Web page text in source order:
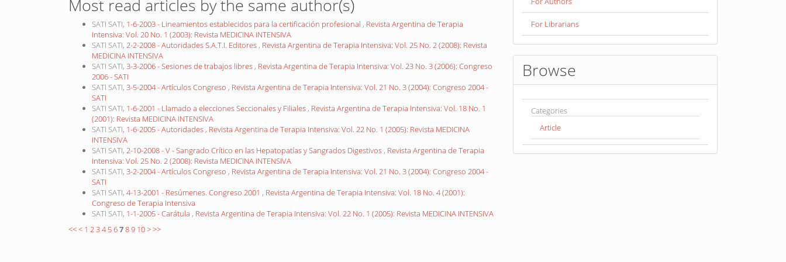
Most read articles by the same author(s)
SATI SATI, 1-6-2003 - Lineamientos establecidos para la certificación profesional , Revista Argentina de Terapia
Intensiva: Vol. 20 No. 1 (2003): Revista MEDICINA INTENSIVA
SATI SATI, 2-2-2008 - Autoridades S.A.T.I. Editores , Revista Argentina de Terapia Intensiva: Vol. 25 No. 2 (2008): Revista
MEDICINA INTENSIVA
SATI SATI, 3-3-2006 - Sesiones de trabajos libres , Revista Argentina de Terapia Intensiva: Vol. 23 No. 3 (2006): Congreso
2006 - SATI
SATI SATI, 3-5-2004 - Artículos Congreso , Revista Argentina de Terapia Intensiva: Vol. 21 No. 3 (2004): Congreso 2004 -
SATI
SATI SATI, 1-6-2001 - Llamado a elecciones Seccionales y Filiales , Revista Argentina de Terapia Intensiva: Vol. 18 No. 1
(2001): Revista MEDICINA INTENSIVA
SATI SATI, 1-6-2005 - Autoridades , Revista Argentina de Terapia Intensiva: Vol. 22 No. 1 (2005): Revista MEDICINA
INTENSIVA
SATI SATI, 2-10-2008 - V - Sangrado Crítico en las Hepatopatías y Sangrados Digestivos , Revista Argentina de Terapia
Intensiva: Vol. 25 No. 2 (2008): Revista MEDICINA INTENSIVA
SATI SATI, 3-2-2004 - Artículos Congreso , Revista Argentina de Terapia Intensiva: Vol. 21 No. 3 (2004): Congreso 2004 -
SATI
SATI SATI, 4-13-2001 - Resúmenes. Congreso 2001 , Revista Argentina de Terapia Intensiva: Vol. 18 No. 4 (2001):
Congreso de Terapia Intensiva
SATI SATI, 1-1-2005 - Carátula , Revista Argentina de Terapia Intensiva: Vol. 22 No. 1 (2005): Revista MEDICINA INTENSIVA
<<< 1 234 56789 10>>>
For Librarians
Browse
Categories
Article